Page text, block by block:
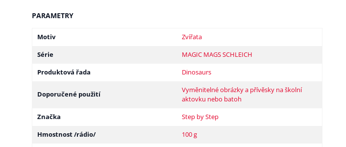
PARAMETRY
Motiv
Zvířata
Série
MAGIC MAGS SCHLEICH
Produktová řada
Dinosaurs
Doporučené použití
Vyměnitelné obrázky a přívěsky na školní
aktovku nebo batoh
Značka
Step by Step
Hmostnost /rádio/
100 g